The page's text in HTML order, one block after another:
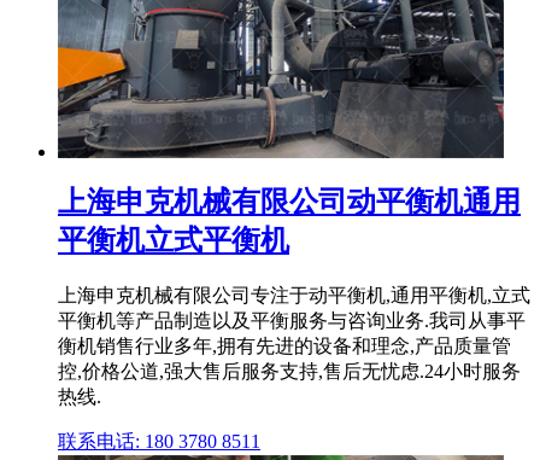
上海申克机械有限公司动平衡机通用
平衡机立式平衡机
上海申克机械有限公司专注于动平衡机,通用平衡机,立式
平衡机等产品制造以及平衡服务与咨询业务.我司从事平
衡机销售行业多年,拥有先进的设备和理念,产品质量管
控,价格公道,强大售后服务支持,售后无忧虑.24小时服务
热线.
联系电话: 180 3780 8511